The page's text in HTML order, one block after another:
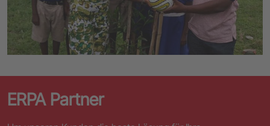
ERPA Partner